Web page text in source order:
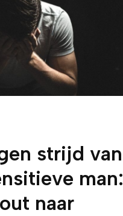
strijd van
man:
naar